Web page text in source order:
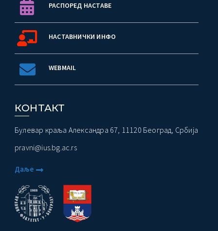
РАСПОРЕД НАСТАВЕ
НАСТАВНИЧКИ ИНФО
WEBMAIL
КОНТАКТ
Булевар краља Александра 67, 11120 Београд, Србија
pravni@ius.bg.ac.rs
Даље
Пословања” – Догађаји